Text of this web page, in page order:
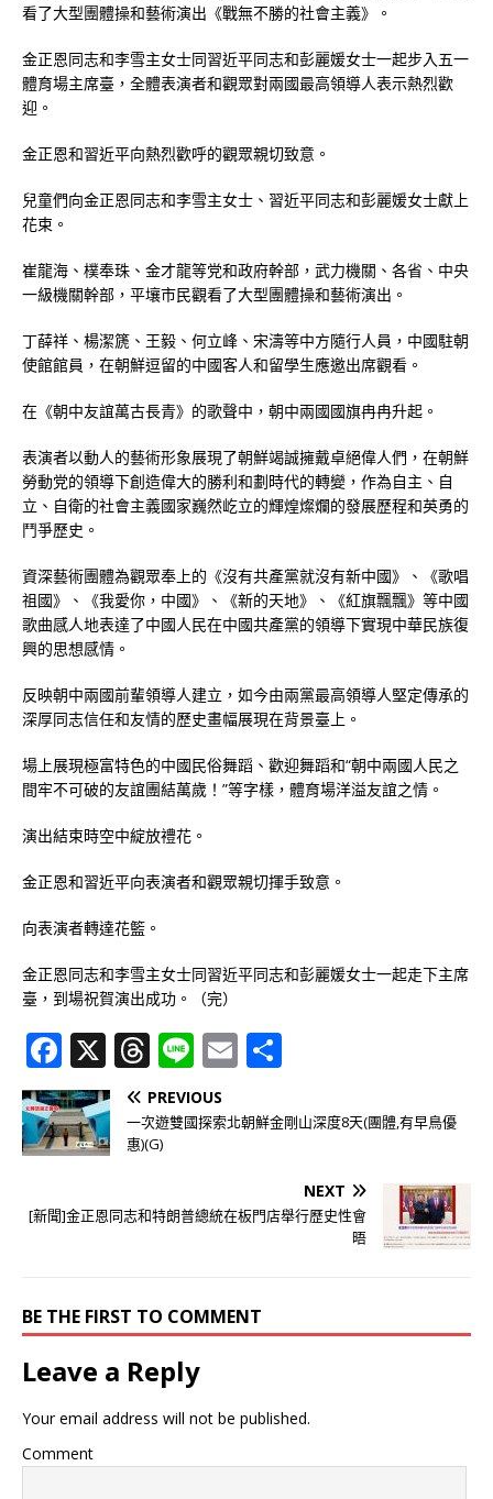
看了大型團體操和藝術演出《戰無不勝的社會主義》。
金正恩同志和李雪主女士同習近平同志和彭麗媛女士一起步入五一
體育場主席臺，全體表演者和觀眾對兩國最高領導人表示熱烈歡
迎。
金正恩和習近平向熱烈歡呼的觀眾親切致意。
兒童們向金正恩同志和李雪主女士、習近平同志和彭麗媛女士獻上
花束。
崔龍海、樸奉珠、金才龍等党和政府幹部，武力機關、各省、中央
一級機關幹部，平壤市民觀看了大型團體操和藝術演出。
丁薛祥、楊潔篪、王毅、何立峰、宋濤等中方隨行人員，中國駐朝
使館館員，在朝鮮逗留的中國客人和留學生應邀出席觀看。
在《朝中友誼萬古長青》的歌聲中，朝中兩國國旗冉冉升起。
表演者以動人的藝術形象展現了朝鮮竭誠擁戴卓絕偉人們，在朝鮮
勞動党的領導下創造偉大的勝利和劃時代的轉變，作為自主、自
立、自衛的社會主義國家巍然屹立的輝煌燦爛的發展歷程和英勇的
鬥爭歷史。
資深藝術團體為觀眾奉上的《沒有共產黨就沒有新中國》、《歌唱
祖國》、《我愛你，中國》、《新的天地》、《紅旗飄飄》等中國
歌曲感人地表達了中國人民在中國共產黨的領導下實現中華民族復
興的思想感情。
反映朝中兩國前輩領導人建立，如今由兩黨最高領導人堅定傳承的
深厚同志信任和友情的歷史畫幅展現在背景臺上。
場上展現極富特色的中國民俗舞蹈、歡迎舞蹈和“朝中兩國人民之
間牢不可破的友誼團結萬歲！”等字樣，體育場洋溢友誼之情。
演出結束時空中綻放禮花。
金正恩和習近平向表演者和觀眾親切揮手致意。
向表演者轉達花籃。
金正恩同志和李雪主女士同習近平同志和彭麗媛女士一起走下主席
臺，到場祝賀演出成功。（完）
F
a
c
e
o
X T
h
r
e
d
Li
n
e
E
ai
PREVIOUS
一次遊雙國探索北朝鮮金剛山深度8天(團體,有早鳥優
惠)(G)
NEXT
[新聞]金正恩同志和特朗普總統在板門店舉行歷史性會
晤
BE THE FIRST TO COMMENT
Leave a Reply
Your email address will not be published.
Comment